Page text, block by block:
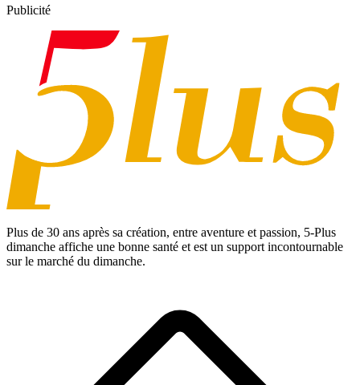
Publicité
Plus de 30 ans après sa création, entre aventure et passion, 5-Plus
dimanche affiche une bonne santé et est un support incontournable
sur le marché du dimanche.